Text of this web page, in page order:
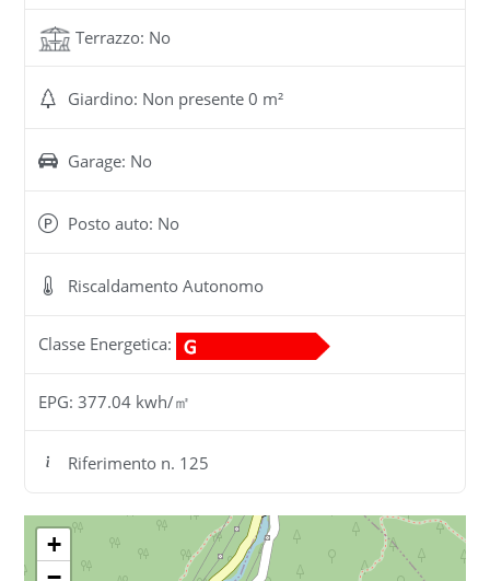
Terrazzo: No
Giardino: Non presente 0 m²
Garage: No
Posto auto: No
Riscaldamento Autonomo
Classe Energetica:
EPG: 377.04 kwh/㎡
Riferimento n. 125
+